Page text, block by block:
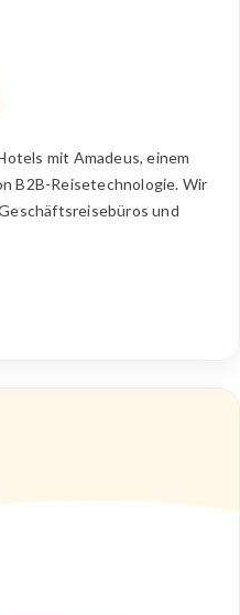
mit Amadeus, einem
B2B-Reisetechnologie. Wir
und